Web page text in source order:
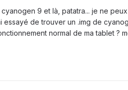
9 et là, patatra... je ne
de trouver un .img de
normal de ma tablet ?